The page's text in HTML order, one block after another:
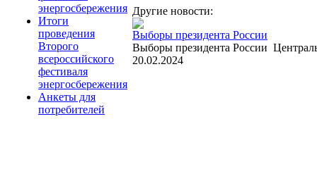
энергосбережения
Итоги
проведения
Второго
всероссийского
фестиваля
энергосбережения
Анкеты для
потребителей
Другие новости:
Выборы президента России
Выборы президента России
20.02.2024